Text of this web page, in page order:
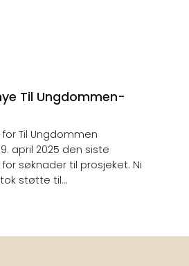
Til Ungdommen-
Til Ungdommen
april 2025 den siste
søknader til prosjeket. Ni
støtte til...